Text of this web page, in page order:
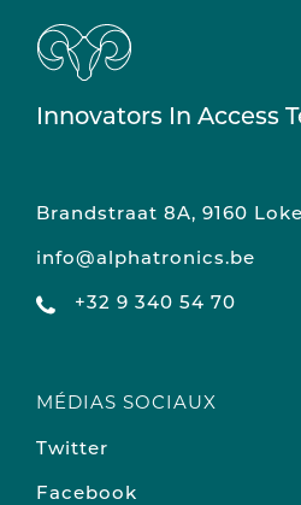
Innovators In Access
Brandstraat 8A, 9160
info@alphatronics.be
+32 9 340 54 70
MÉDIAS SOCIAUX
Twitter
Facebook